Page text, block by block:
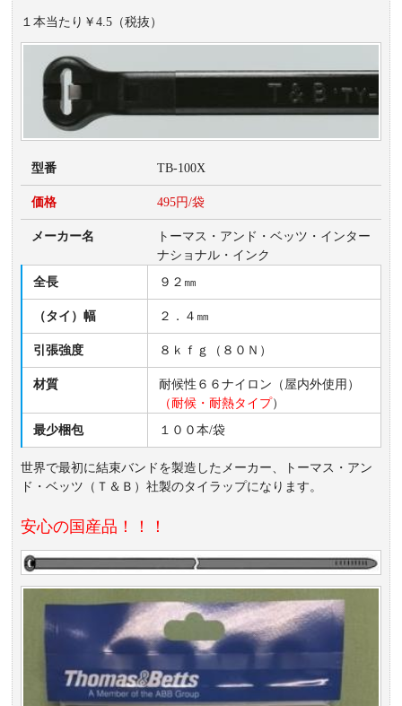
１本当たり￥4.5（税抜）
型番 TB-100X
価格 495円/袋
メーカー名
トーマス・アンド・ベッツ・インター
ナショナル・インク
全長
９２㎜
（タイ）幅 ２．４㎜
引張強度 ８ｋｆｇ（８０Ｎ）
材質
耐候性６６ナイロン（屋内外使用）
（耐候・耐熱タイプ）
最少梱包
１００本/袋
世界で最初に結束バンドを製造したメーカー、トーマス・アン
ド・ベッツ（Ｔ＆Ｂ）社製のタイラップになります。
安心の国産品！！！